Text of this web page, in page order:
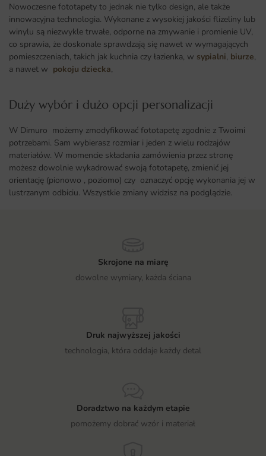
Nowoczesne fototapety to jednak nie tylko design, ale także
innowacyjna technologia. Wykonane z wysokiej jakości flizeliny lub
winylu są niezwykle trwałe, odporne na zmywanie i promienie UV,
co sprawia, że doskonale sprawdzają się nawet w wymagających
pomieszczeniach, takich jak kuchnia czy łazienka, w sypialni, biurze,
a nawet w pokoju dziecka,
Duży wybór i dużo opcji personalizacji ​
W Dimuro możemy zmodyfikować fototapetę zgodnie z Twoimi
potrzebami. Sam wybierasz rozmiar i jeden z wielu rodzajów
materiałów. W momencie składania zamówienia przez stronę
możesz dowolnie wykadrować swoją fototapetę, zmienić jej
orientację (pionowo , poziomo) czy oznaczyć opcję wykonania jej w
lustrzanym odbiciu. Wszystkie zmiany widzisz na podglądzie.
Skrojone na miarę
dowolne wymiary, każda ściana
Druk najwyższej jakości
technologia, która oddaje każdy detal
Doradztwo na każdym etapie
pomożemy dobrać wzór i materiał